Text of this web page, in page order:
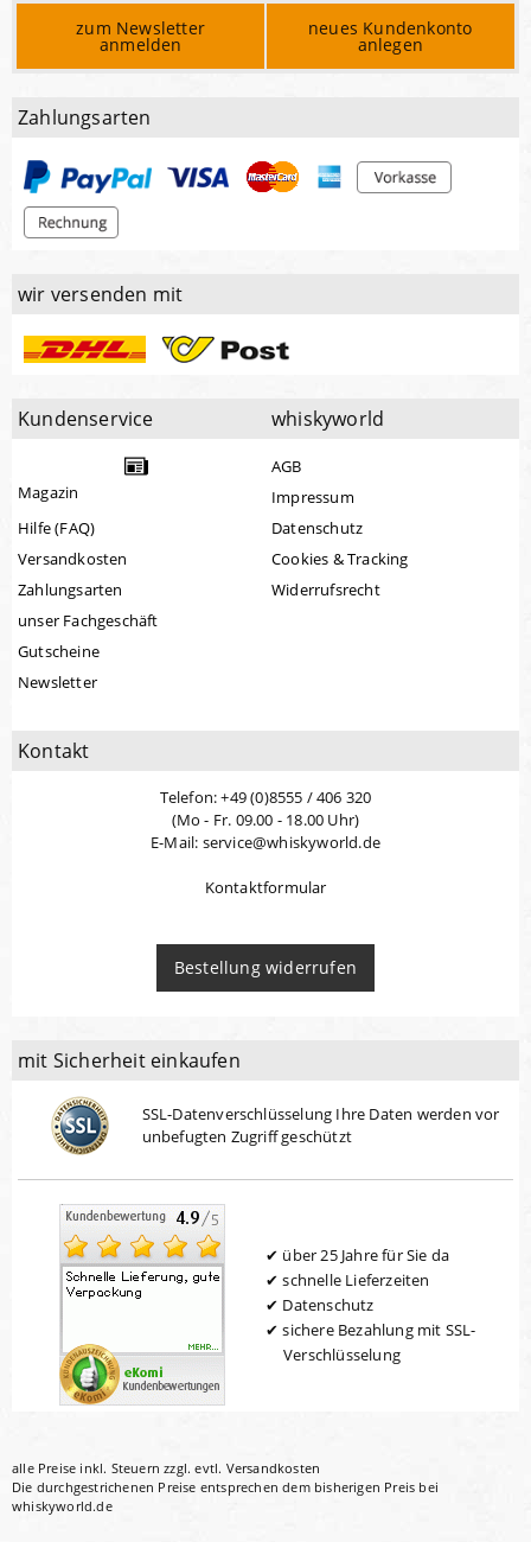
zum Newsletter
anmelden
neues Kundenkonto
anlegen
Zahlungsarten
wir versenden mit
Kundenservice
Magazin
Hilfe (FAQ)
Versandkosten
Zahlungsarten
unser Fachgeschäft
Gutscheine
Newsletter
whiskyworld
AGB
Impressum
Datenschutz
Cookies & Tracking
Widerrufsrecht
Kontakt
Telefon: +49 (0)8555 / 406 320
(Mo - Fr. 09.00 - 18.00 Uhr)
E-Mail: service@whiskyworld.de
Kontaktformular
Bestellung widerrufen
mit Sicherheit einkaufen
SSL-Datenverschlüsselung Ihre Daten werden vor
unbefugten Zugriff geschützt
über 25 Jahre für Sie da
schnelle Lieferzeiten
Datenschutz
sichere Bezahlung mit SSL-
Verschlüsselung
alle Preise inkl. Steuern zzgl. evtl. Versandkosten
Die durchgestrichenen Preise entsprechen dem bisherigen Preis bei
whiskyworld.de